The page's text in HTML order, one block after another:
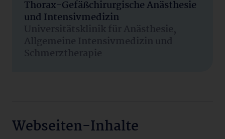
Thorax-Gefäßchirurgische Anästhesie
und Intensivmedizin
Universitätsklinik für Anästhesie,
Allgemeine Intensivmedizin und
Schmerztherapie
Webseiten-Inhalte